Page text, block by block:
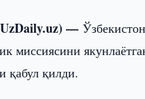
—
миссиясини
қабул қилди.